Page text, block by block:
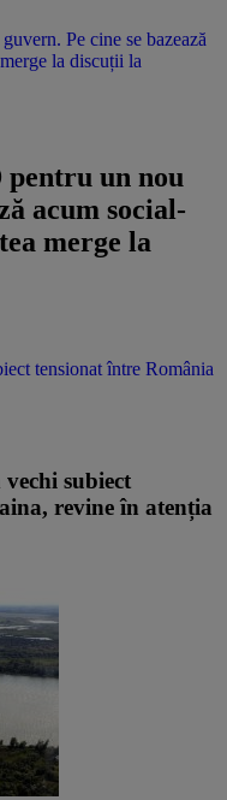
Pe cine se bazează
la discuții la
pentru un nou
acum social-
merge la
tensionat între România
subiect
revine în atenția